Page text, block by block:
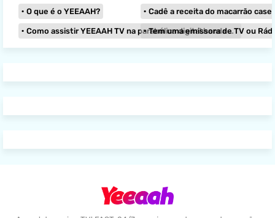
O que é o YEEAAH? Cadê a receita do macarrão caseiro
Como assistir YEEAAH TV na parabólica digital banda KU?
Tem uma emissora de TV ou Rádio